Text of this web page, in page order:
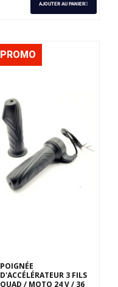
AJOUTER AU PANIER
PROMO
POIGNÉE
D'ACCÉLÉRATEUR 3 FILS
QUAD / MOTO 24 V / 36